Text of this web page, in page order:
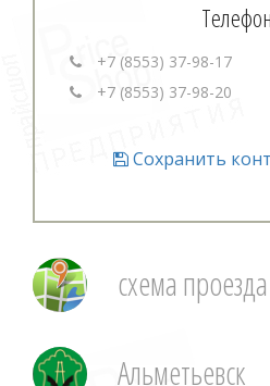
+7 (8553) 37-98-17
+7 (8553) 37-98-20
Сохранить
схема проезда
Альметьевск